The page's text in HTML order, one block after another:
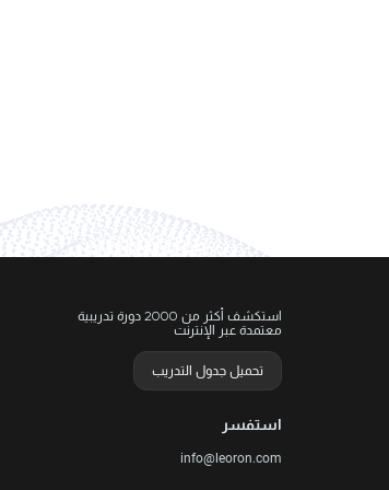
استكشف أكثر من 2000 دورة تدريبية
معتمدة عبر الإنترنت
تحميل جدول التدريب
استفسر
info@leoron.com